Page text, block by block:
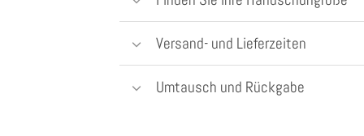
Versand- und Lieferzeiten
Umtausch und Rückgabe